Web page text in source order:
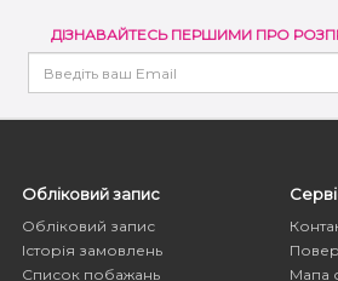
ДІЗНАВАЙТЕСЬ ПЕРШИМИ ПРО
Обліковий запис
Обліковий запис
Історія замовлень
Список побажань
Мапа